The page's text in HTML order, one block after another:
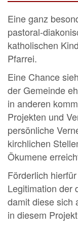
Eine ganz
pastoral-
katholischen
Pfarrei.
Eine Chance
der Gemeinde
in anderen
Projekten und
persönliche
kirchlichen
Ökumene
Förderlich
Legitimation der
damit diese sich
in diesem